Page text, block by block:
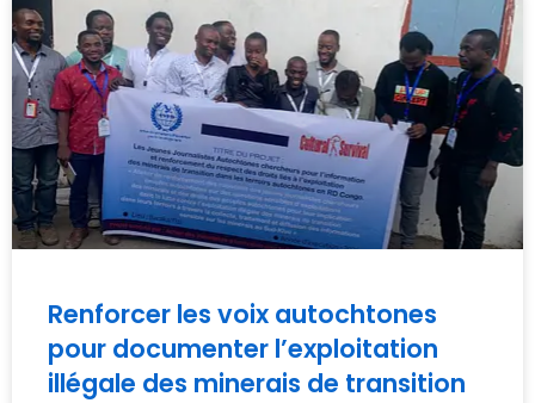
Renforcer les voix autochtones
pour documenter l’exploitation
illégale des minerais de transition